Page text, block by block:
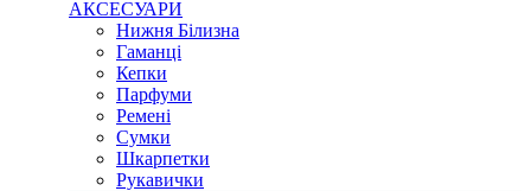
АКСЕСУАРИ
Нижня Білизна
Гаманці
Кепки
Парфуми
Ремені
Сумки
Шкарпетки
Рукавички